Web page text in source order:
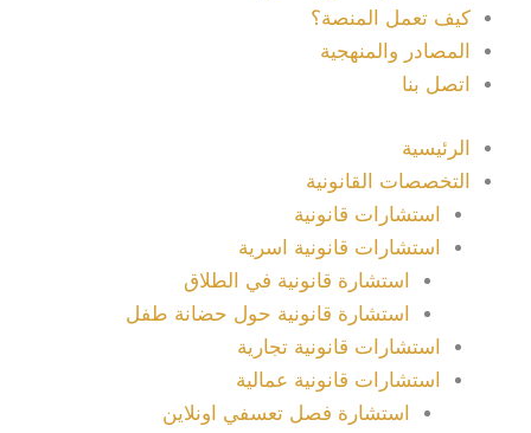
كيف تعمل المنصة؟
المصادر والمنهجية
اتصل بنا
الرئيسية
التخصصات القانونية
استشارات قانونية
استشارات قانونية اسرية
استشارة قانونية في الطلاق
استشارة قانونية حول حضانة طفل
استشارات قانونية تجارية
استشارات قانونية عمالية
استشارة فصل تعسفي اونلاين